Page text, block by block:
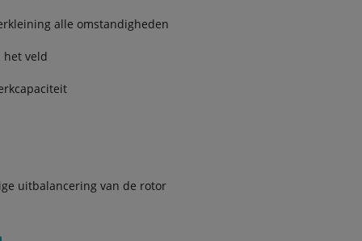
alle omstandigheden
het veld
uitbalancering van de rotor